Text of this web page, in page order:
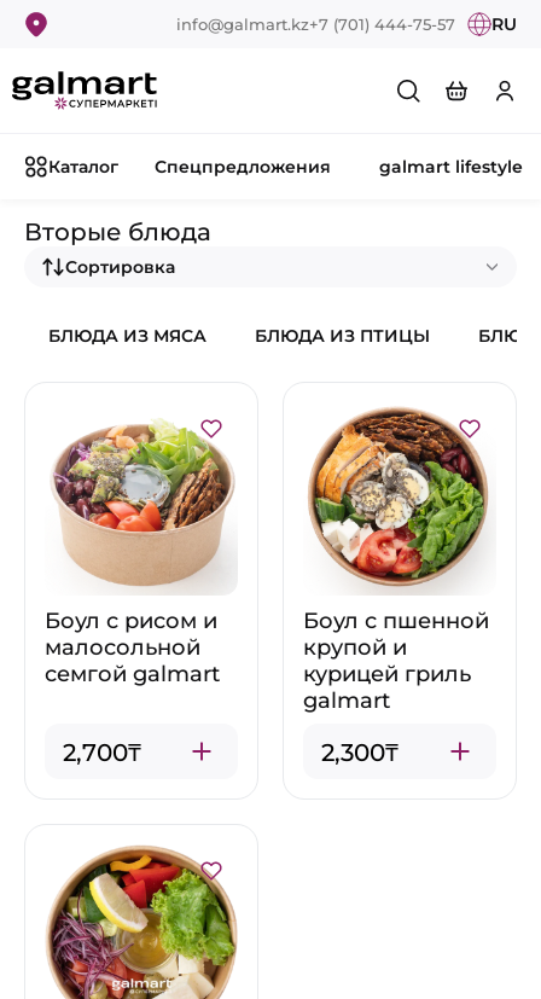
info@galmart.kz+7 (701) 444-75-57 RU
Каталог Спецпредложения galmart lifestyle
Вторые блюда
Сортировка
БЛЮДА ИЗ МЯСА БЛЮДА ИЗ ПТИЦЫ
Боул с рисом и
малосольной
семгой galmart
2,700₸
Боул с пшенной
крупой и
курицей гриль
galmart
2,300₸